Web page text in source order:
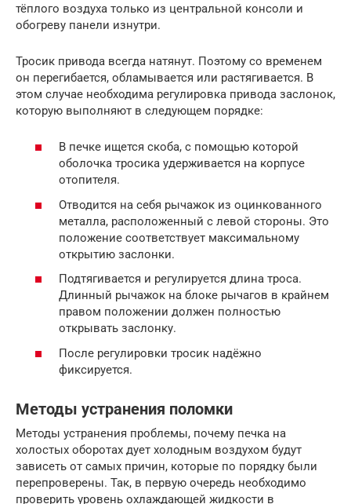
тёплого воздуха только из центральной консоли и
обогреву панели изнутри.
Тросик привода всегда натянут. Поэтому со временем
он перегибается, обламывается или растягивается. В
этом случае необходима регулировка привода заслонок,
которую выполняют в следующем порядке:
В печке ищется скоба, с помощью которой
оболочка тросика удерживается на корпусе
отопителя.
Отводится на себя рычажок из оцинкованного
металла, расположенный с левой стороны. Это
положение соответствует максимальному
открытию заслонки.
Подтягивается и регулируется длина троса.
Длинный рычажок на блоке рычагов в крайнем
правом положении должен полностью
открывать заслонку.
После регулировки тросик надёжно
фиксируется.
Методы устранения поломки
Методы устранения проблемы, почему печка на
холостых оборотах дует холодным воздухом будут
зависеть от самых причин, которые по порядку были
перепроверены. Так, в первую очередь необходимо
проверить уровень охлаждающей жидкости в